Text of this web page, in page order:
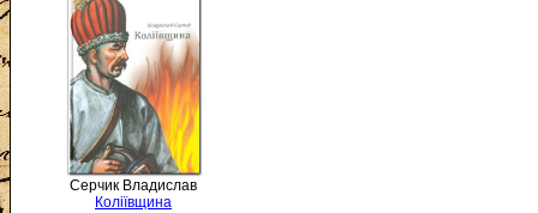
Серчик Владислав
Коліївщина